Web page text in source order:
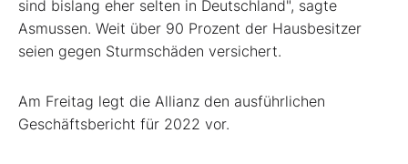
sind bislang eher selten in Deutschland", sagte
Asmussen. Weit über 90 Prozent der Hausbesitzer
seien gegen Sturmschäden versichert.
Am Freitag legt die Allianz den ausführlichen
Geschäftsbericht für 2022 vor.